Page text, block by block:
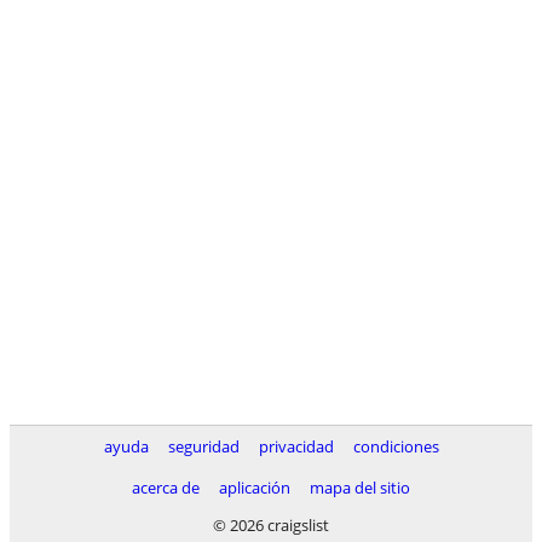
ayuda seguridad privacidad
condiciones
acerca de
aplicación
mapa del sitio
© 2026 craigslist